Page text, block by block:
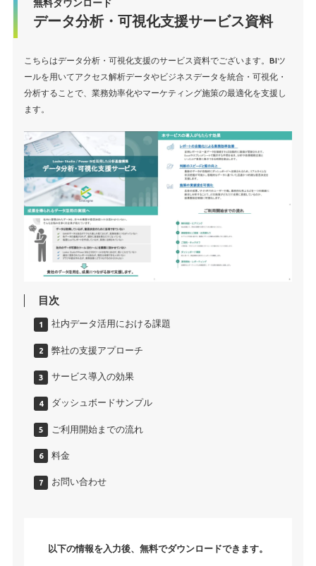
無料ダウンロード
データ分析・可視化支援サービス資料
こちらはデータ分析・可視化支援のサービス資料でございます。BIツ
ールを用いてアクセス解析データやビジネスデータを統合・可視化・
分析することで、業務効率化やマーケティング施策の最適化を支援し
ます。
目次
社内データ活用における課題
弊社の支援アプローチ
サービス導入の効果
ダッシュボードサンプル
ご利用開始までの流れ
料金
お問い合わせ
以下の情報を入力後、無料でダウンロードできます。